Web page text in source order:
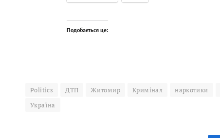
Подобається це:
Politics ДТП Житомир Кримінал наркотики
Україна